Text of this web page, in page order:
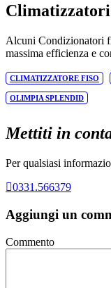
Alcuni Condizionatori
massima efficienza e
CLIMATIZZATORE FISO
OLIMPIA SPLENDID
Mettiti in
Per qualsiasi
0331.566379
Aggiungi un
Commento